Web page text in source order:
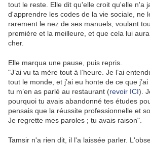
tout le reste. Elle dit qu'elle croit qu'elle n'a
d'apprendre les codes de la vie sociale, ne
rarement le nez de ses manuels, voulant
première et la meilleure, et que cela lui
cher.
Elle marqua une pause, puis repris.
"J’ai vu ta mère tout à l’heure. Je l’ai
tout le monde, et j’ai eu honte de ce que
tu m’en as parlé au restaurant (revoir ICI).
pourquoi tu avais abandonné tes études
pensais que la réussite professionnelle et
Je regrette mes paroles ; tu avais raison".
Tamsir n'a rien dit, il l'a laissée parler.